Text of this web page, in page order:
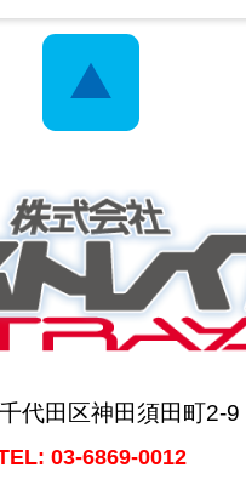
代田区神田須田町
03-6869-0012